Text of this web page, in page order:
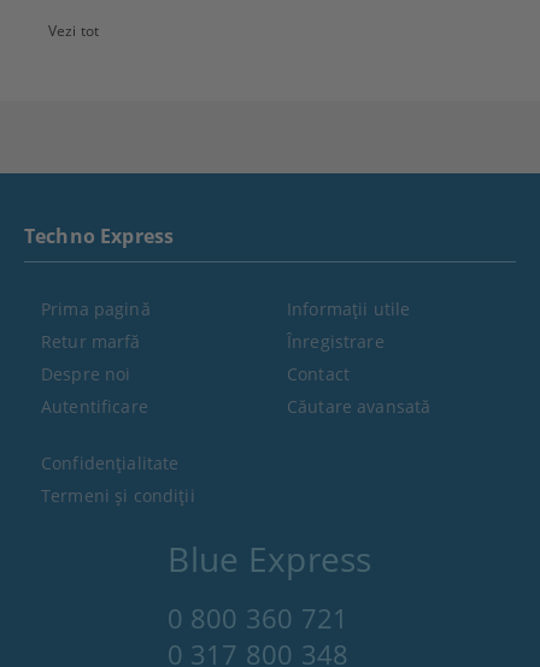
Vezi tot
Blue Express
0 800 360 721
0 317 800 348
Techno Express
Prima pagină
Retur marfă
Despre noi
Autentificare
Informaţii utile
Înregistrare
Contact
Căutare avansată
Confidenţialitate
Termeni şi condiţii